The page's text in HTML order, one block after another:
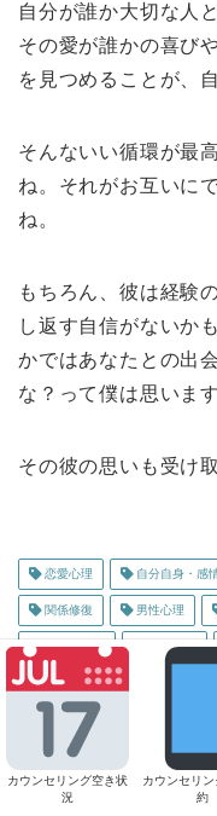
自分が誰か大切な人
その愛が誰かの喜び
を見つめることが、
そんないい循環が最
ね。それがお互いに
ね。
もちろん、彼は経験
し返す自信がないか
かではあなたとの出
な？って僕は思いま
その彼の思いも受け
恋愛心理 自分自身・感
関係修復 男性心理
魅力アップ 対人関係
ABOUT ME
カウンセリング空き状
況
カウンセリ
約